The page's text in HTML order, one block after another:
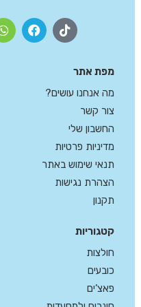
קטגוריות
חולצות
כובעים
פאצ’ים
מפת אתר
מה אנחנו עושים?
צור קשר
החשבון שלי
מדיניות פרטיות
תנאי שימוש באתר
הצהרת נגישות
תקנון